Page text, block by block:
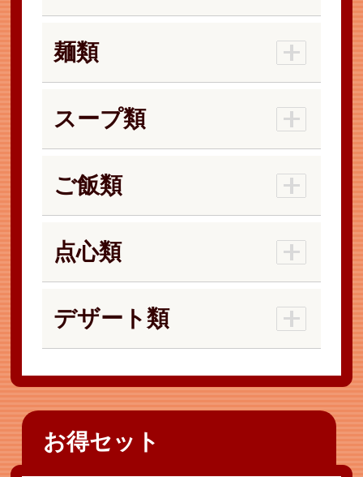
麺類
スープ類
ご飯類
点心類
デザート類
お得セット